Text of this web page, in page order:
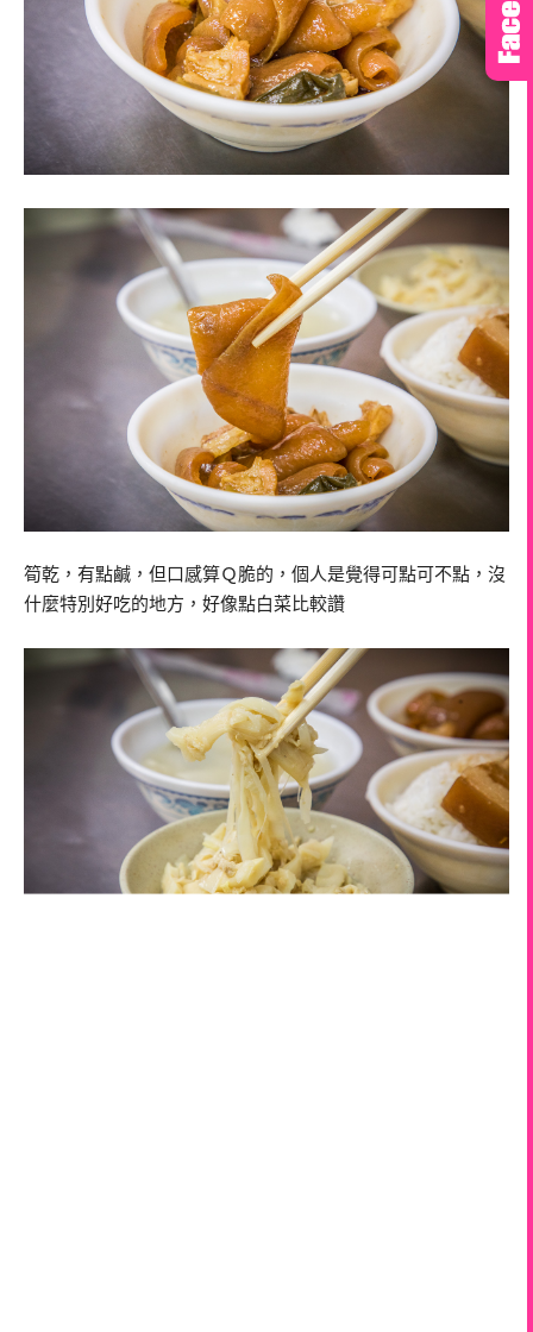
筍乾，有點鹹，但口感算Ｑ脆的，個人是覺得可點可不點，沒
什麼特別好吃的地方，好像點白菜比較讚